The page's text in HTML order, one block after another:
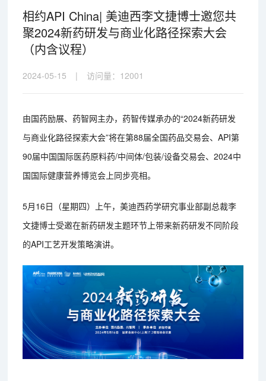
相约API China| 美迪西李文捷博士邀您共
聚2024新药研发与商业化路径探索大会
（内含议程）
2024-05-15 | 访问量： 12001
由国药励展、药智网主办，药智传媒承办的“2024新药研发
与商业化路径探索大会”将在第88届全国药品交易会、API第
90届中国国际医药原料药/中间体/包装/设备交易会、2024中
国国际健康营养博览会上同步亮相。
5月16日（星期四）上午，美迪西药学研究事业部副总裁李
文捷博士受邀在新药研发主题环节上带来新药研发不同阶段
的API工艺开发策略演讲。